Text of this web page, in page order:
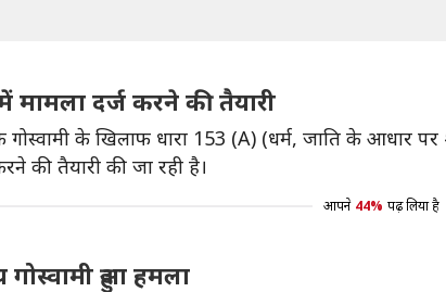
दर्ज करने की तैयारी
के खिलाफ धारा 153 (A) (धर्म, जाति के आधार
की तैयारी की जा रही है।
आपने 44% पढ़ लिया है
हुआ हमला